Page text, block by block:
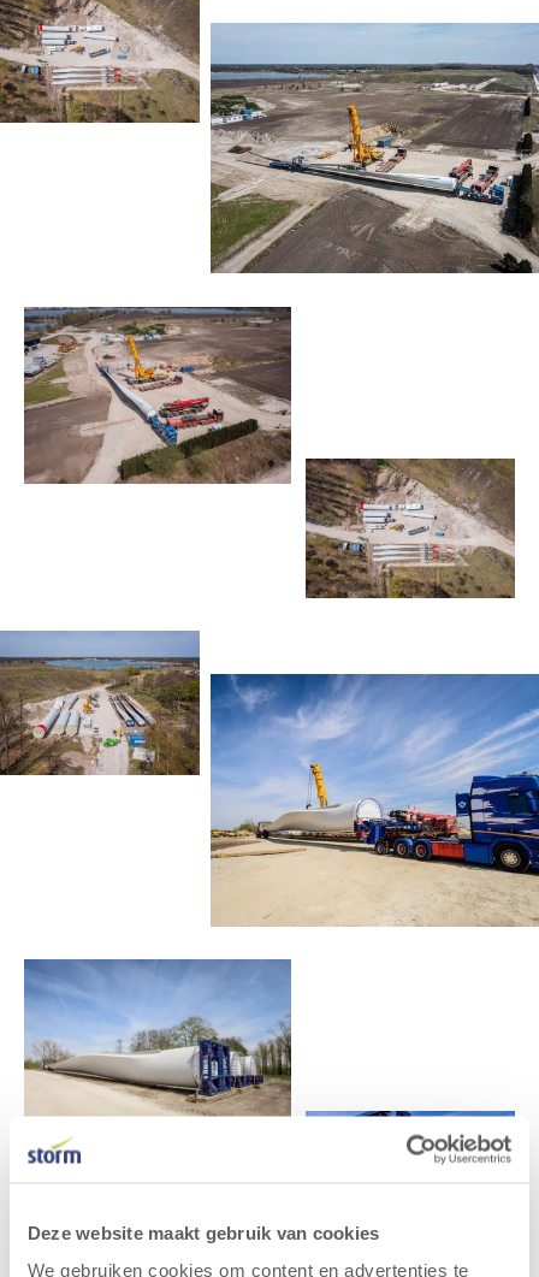
Deze website maakt gebruik van cookies
We gebruiken cookies om content en advertenties te